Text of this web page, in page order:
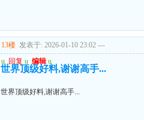
13楼 发表于: 2026-01-10 23:02 ---
u 回复 u 编辑 u
世界顶级好料,谢谢高手...
世界顶级好料,谢谢高手...